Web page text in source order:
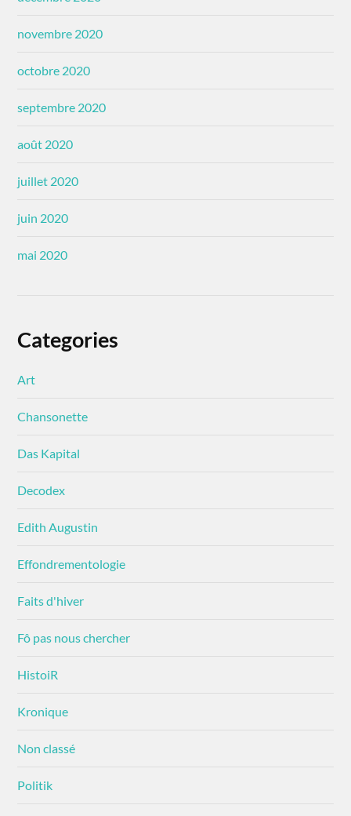
novembre 2020
octobre 2020
septembre 2020
août 2020
juillet 2020
juin 2020
mai 2020
Categories
Art
Chansonette
Das Kapital
Decodex
Edith Augustin
Effondrementologie
Faits d'hiver
Fô pas nous chercher
HistoiR
Kronique
Non classé
Politik